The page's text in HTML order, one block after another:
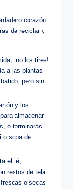
corazón
de reciclar y
¡no los tires!
a las plantas
pero sin
y los
almacenar
o terminarás
o sopa de
el té,
restos de tela.
o secas